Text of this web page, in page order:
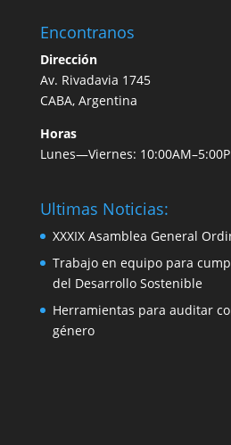
Encontranos
Dirección
Av. Rivadavia 1745
CABA, Argentina
Horas
Lunes—Viernes:
Ultimas Noticias:
XXXIX Asamblea General
Trabajo en equipo para
del Desarrollo Sostenible
Herramientas para auditar
género